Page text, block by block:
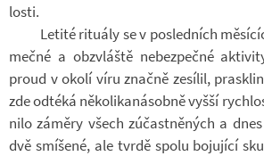
losti.
Le­tité ri­tu­ály se v po­sled­ních
mečné a ob­zvláště ne­bez­pečné
proud v okolí víru značně ze­sí­lil,
zde od­téká ně­ko­li­ka­ná­sobně vyšší
nilo zá­měry všech zú­čast­ně­ných a
dvě smí­šené, ale tvrdě spolu bo­ju­jící